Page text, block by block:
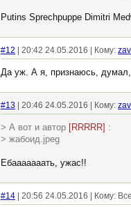
Putins Sprechpuppe Dimitri
#12 | 20:42 24.05.2016 | Кому:
Да уж. А я, признаюсь, думал,
#13 | 20:46 24.05.2016 | Кому:
> А вот и автор [RRRRR] :
> жабоид.jpeg
Ебааааааать, ужас!!
#14 | 20:56 24.05.2016 | Кому: